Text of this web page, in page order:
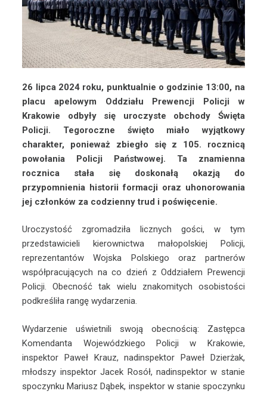
26 lipca 2024 roku, punktualnie o godzinie 13:00, na
placu apelowym Oddziału Prewencji Policji w
Krakowie odbyły się uroczyste obchody Święta
Policji. Tegoroczne święto miało wyjątkowy
charakter, ponieważ zbiegło się z 105. rocznicą
powołania Policji Państwowej. Ta znamienna
rocznica stała się doskonałą okazją do
przypomnienia historii formacji oraz uhonorowania
jej członków za codzienny trud i poświęcenie.
Uroczystość zgromadziła licznych gości, w tym
przedstawicieli kierownictwa małopolskiej Policji,
reprezentantów Wojska Polskiego oraz partnerów
współpracujących na co dzień z Oddziałem Prewencji
Policji. Obecność tak wielu znakomitych osobistości
podkreśliła rangę wydarzenia.
Wydarzenie uświetnili swoją obecnością: Zastępca
Komendanta Wojewódzkiego Policji w Krakowie,
inspektor Paweł Krauz, nadinspektor Paweł Dzierżak,
młodszy inspektor Jacek Rosół, nadinspektor w stanie
spoczynku Mariusz Dąbek, inspektor w stanie spoczynku